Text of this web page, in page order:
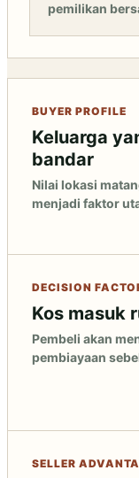
pemilikan
BUYER PROFILE
Keluarga
bandar
Nilai lokasi
menjadi faktor
DECISION
Kos masuk
Pembeli akan
pembiayaan
SELLER